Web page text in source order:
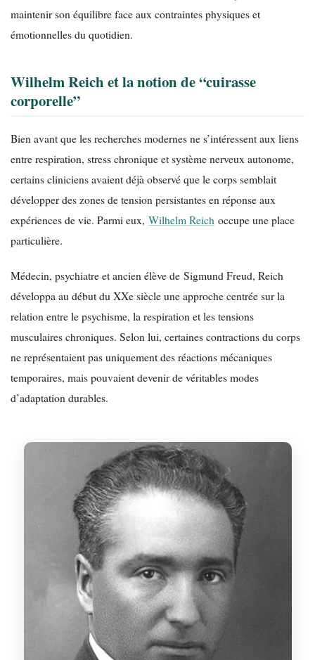
maintenir son équilibre face aux contraintes physiques et
émotionnelles du quotidien.
Wilhelm Reich et la notion de “cuirasse
corporelle”
Bien avant que les recherches modernes ne s’intéressent aux liens
entre respiration, stress chronique et système nerveux autonome,
certains cliniciens avaient déjà observé que le corps semblait
développer des zones de tension persistantes en réponse aux
expériences de vie. Parmi eux, Wilhelm Reich occupe une place
particulière.
Médecin, psychiatre et ancien élève de Sigmund Freud, Reich
développa au début du XXe siècle une approche centrée sur la
relation entre le psychisme, la respiration et les tensions
musculaires chroniques. Selon lui, certaines contractions du corps
ne représentaient pas uniquement des réactions mécaniques
temporaires, mais pouvaient devenir de véritables modes
d’adaptation durables.